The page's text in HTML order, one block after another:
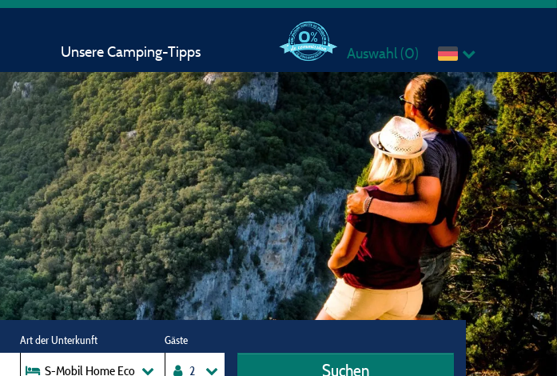
Unsere Camping-Tipps Auswahl (0)
Art der Unterkunft
S-Mobil Home Eco
Gäste
Suchen